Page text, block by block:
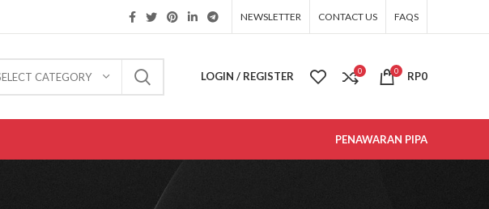
NEWSLETTER CONTACT US FAQS
CATEGORY LOGIN / REGISTER 0 0 RP0
PENAWARAN PIPA